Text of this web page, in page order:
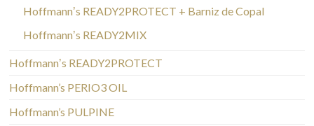
Hoffmannʼs READY2PROTECT + Barniz de Copal
Hoffmannʼs READY2MIX
Hoffmannʼs READY2PROTECT
Hoffmann’s PERIO3 OIL
Hoffmann’s PULPINE